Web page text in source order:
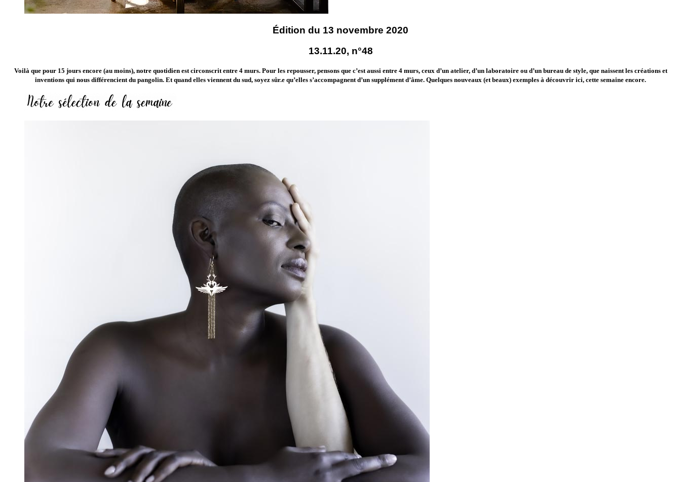
Édition du 13 novembre 2020
13.11.20, n°48
Voilà que pour 15 jours encore (au moins), notre quotidien est circonscrit entre 4 murs. Pour les repousser, pensons que c’est aussi entre 4 murs, ceux d’un atelier, d’un laboratoire ou d’un bureau de style, que naissent les créations et
inventions qui nous différencient du pangolin. Et quand elles viennent du sud, soyez sûr.e qu’elles s’accompagnent d’un supplément d’âme. Quelques nouveaux (et beaux) exemples à découvrir ici, cette semaine encore.